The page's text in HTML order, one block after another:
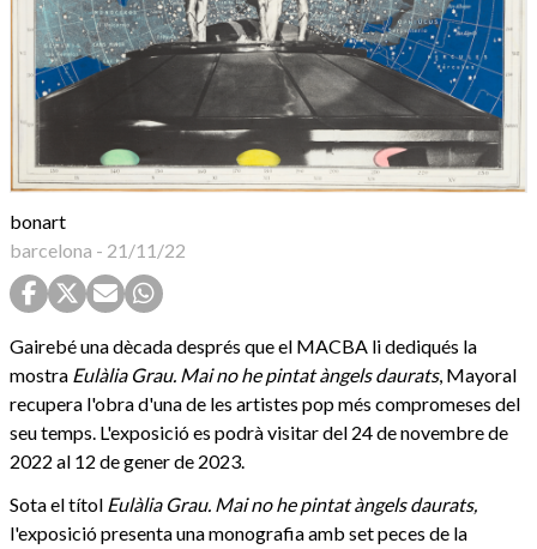
bonart
barcelona - 21/11/22
Gairebé una dècada després que el MACBA li dediqués la
mostra Eulàlia Grau. Mai no he pintat àngels daurats, Mayoral
recupera l'obra d'una de les artistes pop més compromeses del
seu temps. L'exposició es podrà visitar del 24 de novembre de
2022 al 12 de gener de 2023.
Sota el títol Eulàlia Grau. Mai no he pintat àngels daurats,
l'exposició presenta una monografia amb set peces de la